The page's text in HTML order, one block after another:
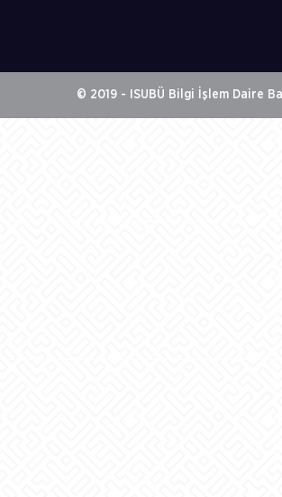
© 2019 - ISUBÜ Bilgi İşlem Daire